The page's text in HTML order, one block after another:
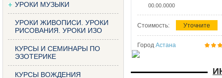
УРОКИ МУЗЫКИ
УРОКИ ЖИВОПИСИ. УРОКИ
РИСОВАНИЯ. УРОКИ ИЗО
КУРСЫ И СЕМИНАРЫ ПО
ЭЗОТЕРИКЕ
КУРСЫ ВОЖДЕНИЯ
00.00.0000
Стоимость: Уточните
Город Астана